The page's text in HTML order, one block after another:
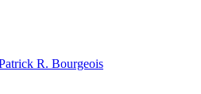
R. Bourgeois